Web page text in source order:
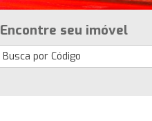
Encontre seu imóvel